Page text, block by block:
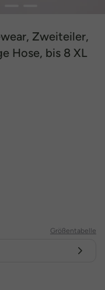
Zweiteiler,
Hose, bis 8 XL
Größentabelle